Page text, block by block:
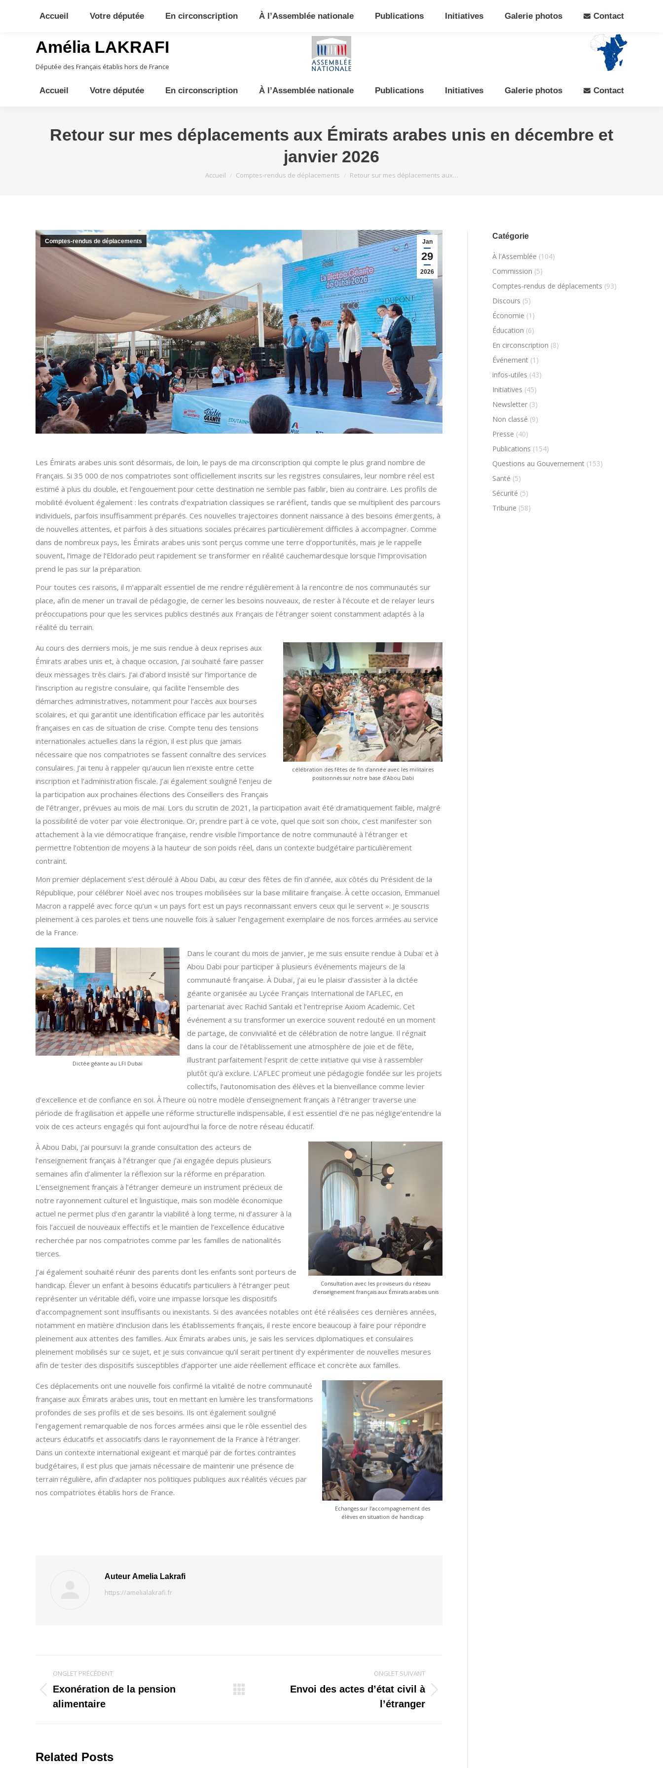
Facebook
opens
in
new
X
opens
in
new
Amélia LAKRAFI
Députée des Français établis hors de France
Accueil Votre députée En circonscription À l’Assemblée nationale Publications Initiatives Galerie photos Contact
Retour sur mes déplacements aux Émirats arabes unis en décembre et
janvier 2026
Vous êtes ici :
Accueil Comptes-rendus de déplacements Retour sur mes déplacements aux…
Jan
29
2026
Comptes-rendus de déplacements
Les Émirats arabes unis sont désormais, de loin, le pays de ma circonscription qui compte le plus grand nombre de
Français. Si 35 000 de nos compatriotes sont officiellement inscrits sur les registres consulaires, leur nombre réel est
estimé à plus du double, et l’engouement pour cette destination ne semble pas faiblir, bien au contraire. Les profils de
mobilité évoluent également : les contrats d’expatriation classiques se raréfient, tandis que se multiplient des parcours
individuels, parfois insuffisamment préparés. Ces nouvelles trajectoires donnent naissance à des besoins émergents, à
de nouvelles attentes, et parfois à des situations sociales précaires particulièrement difficiles à accompagner. Comme
dans de nombreux pays, les Émirats arabes unis sont perçus comme une terre d’opportunités, mais je le rappelle
souvent, l’image de l’Eldorado peut rapidement se transformer en réalité cauchemardesque lorsque l’improvisation
prend le pas sur la préparation.
Pour toutes ces raisons, il m’apparaît essentiel de me rendre régulièrement à la rencontre de nos communautés sur
place, afin de mener un travail de pédagogie, de cerner les besoins nouveaux, de rester à l’écoute et de relayer leurs
préoccupations pour que les services publics destinés aux Français de l’étranger soient constamment adaptés à la
réalité du terrain.
célébration des fêtes de fin d’année avec les militaires
positionnés sur notre base d’Abou Dabi
Au cours des derniers mois, je me suis rendue à deux reprises aux
Émirats arabes unis et, à chaque occasion, j’ai souhaité faire passer
deux messages très clairs. J’ai d’abord insisté sur l’importance de
l’inscription au registre consulaire, qui facilite l’ensemble des
démarches administratives, notamment pour l’accès aux bourses
scolaires, et qui garantit une identification efficace par les autorités
françaises en cas de situation de crise. Compte tenu des tensions
internationales actuelles dans la région, il est plus que jamais
nécessaire que nos compatriotes se fassent connaître des services
consulaires. J’ai tenu à rappeler qu’aucun lien n’existe entre cette
inscription et l’administration fiscale. J’ai également souligné l’enjeu de
la participation aux prochaines élections des Conseillers des Français
de l’étranger, prévues au mois de mai. Lors du scrutin de 2021, la participation avait été dramatiquement faible, malgré
la possibilité de voter par voie électronique. Or, prendre part à ce vote, quel que soit son choix, c’est manifester son
attachement à la vie démocratique française, rendre visible l’importance de notre communauté à l’étranger et
permettre l’obtention de moyens à la hauteur de son poids réel, dans un contexte budgétaire particulièrement
contraint.
Mon premier déplacement s’est déroulé à Abou Dabi, au cœur des fêtes de fin d’année, aux côtés du Président de la
République, pour célébrer Noël avec nos troupes mobilisées sur la base militaire française. À cette occasion, Emmanuel
Macron a rappelé avec force qu’un « un pays fort est un pays reconnaissant envers ceux qui le servent ». Je souscris
pleinement à ces paroles et tiens une nouvelle fois à saluer l’engagement exemplaire de nos forces armées au service
de la France.
Dictée géante au LFI Dubaï
Dans le courant du mois de janvier, je me suis ensuite rendue à Dubaï et à
Abou Dabi pour participer à plusieurs événements majeurs de la
communauté française. À Dubaï, j’ai eu le plaisir d’assister à la dictée
géante organisée au Lycée Français International de l’AFLEC, en
partenariat avec Rachid Santaki et l’entreprise Axiom Academic. Cet
événement a su transformer un exercice souvent redouté en un moment
de partage, de convivialité et de célébration de notre langue. Il régnait
dans la cour de l’établissement une atmosphère de joie et de fête,
illustrant parfaitement l’esprit de cette initiative qui vise à rassembler
plutôt qu’à exclure. L’AFLEC promeut une pédagogie fondée sur les projets
collectifs, l’autonomisation des élèves et la bienveillance comme levier
d’excellence et de confiance en soi. À l’heure où notre modèle d’enseignement français à l’étranger traverse une
période de fragilisation et appelle une réforme structurelle indispensable, il est essentiel d’e ne pas néglige’entendre la
voix de ces acteurs engagés qui font aujourd’hui la force de notre réseau éducatif.
Consultation avec les proviseurs du réseau
d’enseignement français aux Émirats arabes unis
À Abou Dabi, j’ai poursuivi la grande consultation des acteurs de
l’enseignement français à l’étranger que j’ai engagée depuis plusieurs
semaines afin d’alimenter la réflexion sur la réforme en préparation.
L’enseignement français à l’étranger demeure un instrument précieux de
notre rayonnement culturel et linguistique, mais son modèle économique
actuel ne permet plus d’en garantir la viabilité à long terme, ni d’assurer à la
fois l’accueil de nouveaux effectifs et le maintien de l’excellence éducative
recherchée par nos compatriotes comme par les familles de nationalités
tierces.
J’ai également souhaité réunir des parents dont les enfants sont porteurs de
handicap. Élever un enfant à besoins éducatifs particuliers à l’étranger peut
représenter un véritable défi, voire une impasse lorsque les dispositifs
d’accompagnement sont insuffisants ou inexistants. Si des avancées notables ont été réalisées ces dernières années,
notamment en matière d’inclusion dans les établissements français, il reste encore beaucoup à faire pour répondre
pleinement aux attentes des familles. Aux Émirats arabes unis, je sais les services diplomatiques et consulaires
pleinement mobilisés sur ce sujet, et je suis convaincue qu’il serait pertinent d’y expérimenter de nouvelles mesures
afin de tester des dispositifs susceptibles d’apporter une aide réellement efficace et concrète aux familles.
Echanges sur l’accompagnement des
élèves en situation de handicap
Ces déplacements ont une nouvelle fois confirmé la vitalité de notre communauté
française aux Émirats arabes unis, tout en mettant en lumière les transformations
profondes de ses profils et de ses besoins. Ils ont également souligné
l’engagement remarquable de nos forces armées ainsi que le rôle essentiel des
acteurs éducatifs et associatifs dans le rayonnement de la France à l’étranger.
Dans un contexte international exigeant et marqué par de fortes contraintes
budgétaires, il est plus que jamais nécessaire de maintenir une présence de
terrain régulière, afin d’adapter nos politiques publiques aux réalités vécues par
nos compatriotes établis hors de France.
Auteur Amelia Lakrafi
https://amelialakrafi.fr
Navigation
de
commentaire
ONGLET PRÉCÉDENT
Onglet
précédent
Exonération de la pension
alimentaire
ONGLET SUIVANT
Envoi des actes d’état civil à
l’étranger
Related Posts
Catégorie
À l'Assemblée (104)
Commission (5)
Comptes-rendus de déplacements (93)
Discours (5)
Économie (1)
Éducation (6)
En circonscription (8)
Événement (1)
infos-utiles (43)
Initiatives (45)
Newsletter (3)
Non classé (9)
Presse (40)
Publications (154)
Questions au Gouvernement (153)
Santé (5)
Sécurité (5)
Tribune (58)
Accueil Votre députée En circonscription À l’Assemblée nationale Publications Initiatives Galerie photos Contact